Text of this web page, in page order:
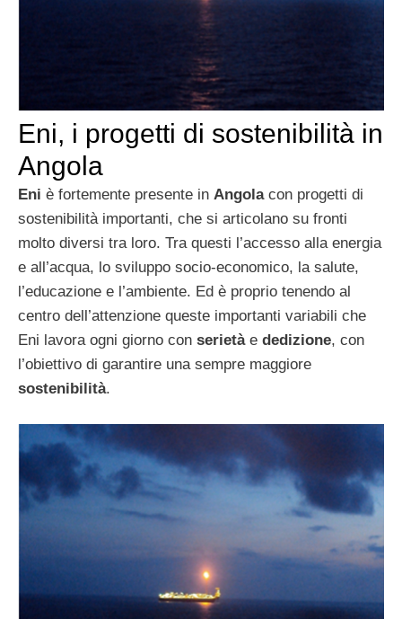
Eni, i progetti di sostenibilità in
Angola
Eni è fortemente presente in Angolacon progetti di
sostenibilità importanti, che si articolano su fronti
molto diversi tra loro. Tra questi l’accesso alla energia
e all’acqua, lo sviluppo socio-economico, la salute,
l’educazione e l’ambiente. Ed è proprio tenendo al
centro dell’attenzione queste importanti variabili che
Eni lavora ogni giorno con serietàe dedizione, con
l’obiettivo di garantire una sempre maggiore
sostenibilità.